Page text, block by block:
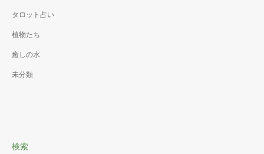
タロット占い
植物たち
癒しの水
未分類
検索